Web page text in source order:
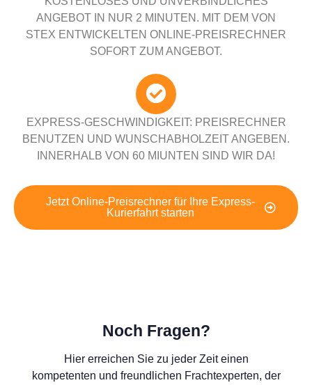
ANGEBOT IN NUR 2 MINUTEN. MIT DEM VON
STEX ENTWICKELTEN ONLINE-PREISRECHNER
SOFORT ZUM ANGEBOT.
EXPRESS-GESCHWINDIGKEIT: PREISRECHNER
BENUTZEN UND WUNSCHABHOLZEIT ANGEBEN.
INNERHALB VON 60 MIUNTEN SIND WIR DA!
Jetzt Online-Preisrechner für Ihre Express-
Kurierfahrt starten
Noch Fragen?
Hier erreichen Sie zu jeder Zeit einen
kompetenten und freundlichen Frachtexperten, der